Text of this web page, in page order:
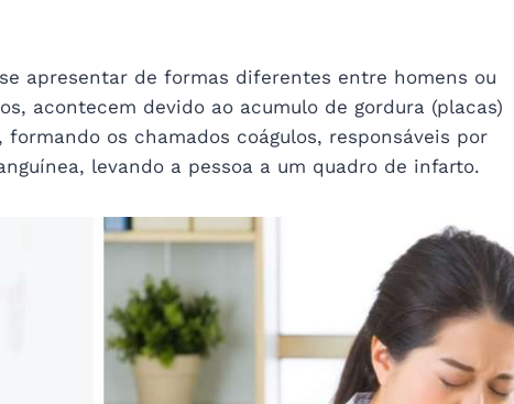
apresentar de formas diferentes entre homens ou
acontecem devido ao acumulo de gordura (placas)
os chamados coágulos, responsáveis por
levando a pessoa a um quadro de infarto.